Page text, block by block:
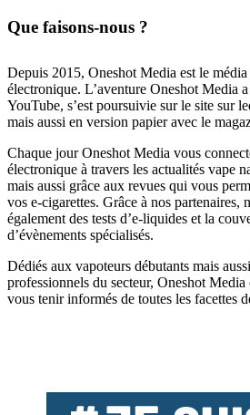
Que faisons-nous ?
Depuis 2015, Oneshot Media est le
électronique. L’aventure Oneshot Media
YouTube, s’est poursuivie sur le site sur
mais aussi en version papier avec le
Chaque jour Oneshot Media vous
électronique à travers les actualités vape
mais aussi grâce aux revues qui vous
vos e-cigarettes. Grâce à nos partenaires,
également des tests d’e-liquides et la
d’évènements spécialisés.
Dédiés aux vapoteurs débutants mais
professionnels du secteur, Oneshot
vous tenir informés de toutes les facettes